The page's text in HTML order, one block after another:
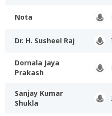
Nota
Dr. H. Susheel Raj
Dornala Jaya
Prakash
Sanjay Kumar
Shukla